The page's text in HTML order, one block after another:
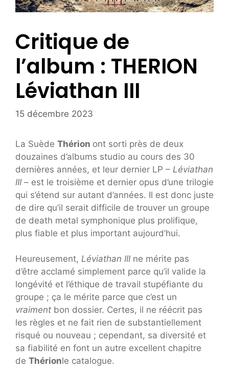
Critique de
l’album : THERION
Léviathan III
15 décembre 2023
La Suède Thérion ont sorti près de deux
douzaines d’albums studio au cours des 30
dernières années, et leur dernier LP – Léviathan
III – est le troisième et dernier opus d’une trilogie
qui s’étend sur autant d’années. Il est donc juste
de dire qu’il serait difficile de trouver un groupe
de death metal symphonique plus prolifique,
plus fiable et plus important aujourd’hui.
Heureusement, Léviathan III ne mérite pas
d’être acclamé simplement parce qu’il valide la
longévité et l’éthique de travail stupéfiante du
groupe ; ça le mérite parce que c’est un
vraiment bon dossier. Certes, il ne réécrit pas
les règles et ne fait rien de substantiellement
risqué ou nouveau ; cependant, sa diversité et
sa fiabilité en font un autre excellent chapitre
de Thérionle catalogue.